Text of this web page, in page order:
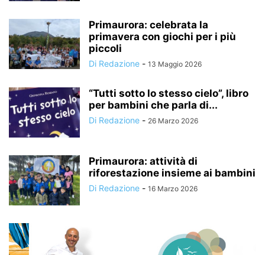
Primaurora: celebrata la
primavera con giochi per i più
piccoli
Di Redazione - 13 Maggio 2026
“Tutti sotto lo stesso cielo”, libro
per bambini che parla di...
Di Redazione - 26 Marzo 2026
Primaurora: attività di
riforestazione insieme ai bambini
Di Redazione - 16 Marzo 2026